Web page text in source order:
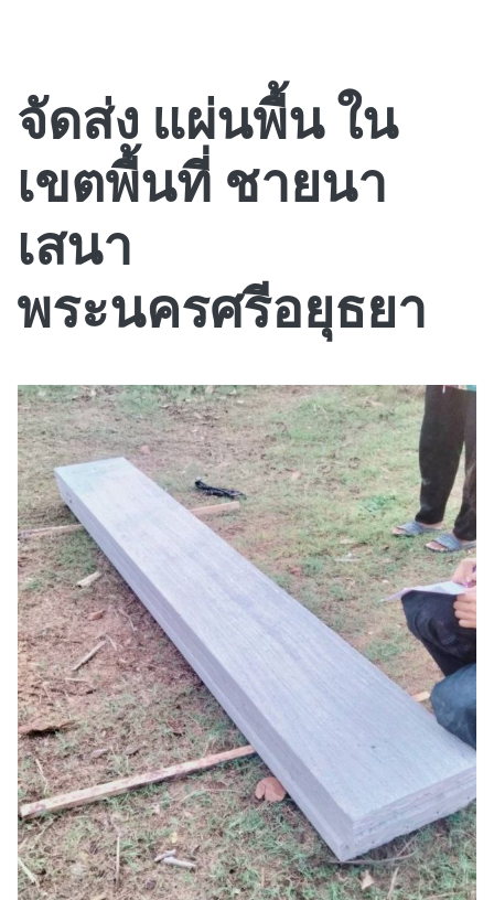
จัดส่ง แผ่นพื้น ใน
เขตพื้นที่ ชายนา
เสนา
พระนครศรีอยุธยา